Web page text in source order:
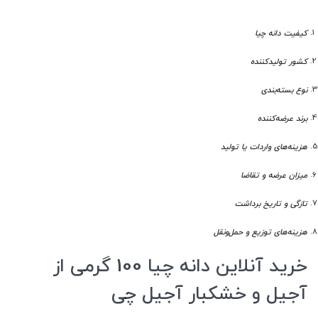
کیفیت دانه چیا
کشور تولیدکننده
نوع بسته‌بندی
برند عرضه‌کننده
هزینه‌های واردات یا تولید
میزان عرضه و تقاضا
تازگی و تاریخ برداشت
هزینه‌های توزیع و حمل‌ونقل
خرید آنلاین دانه چیا 100 گرمی از
آجیل و خشکبار آجیل چی